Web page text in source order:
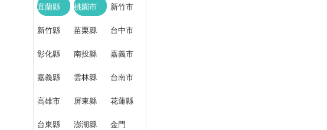
宜蘭縣 桃園市 新竹市
新竹縣 苗栗縣 台中市
彰化縣 南投縣 嘉義市
嘉義縣 雲林縣 台南市
高雄市 屏東縣 花蓮縣
台東縣 澎湖縣 金門